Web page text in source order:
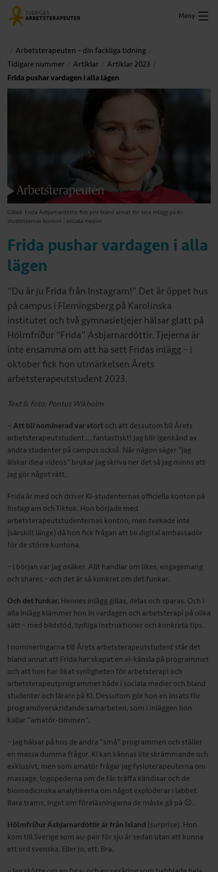
Meny
Arbetsterapeuten – din fackliga tidning
Tidigare nummer
Artiklar
Artiklar 2023
Frida pushar vardagen i alla lägen
Gillad. Frida Ásbjarnardóttir fick pris bland annat för sina inlägg på KI-
studenternas konton i sociala medier.
Frida pushar vardagen i alla
lägen
”Du är ju Frida från Instagram!” Det är öppet hus
på campus i Flemingsberg på Karolinska
institutet och två gymnasietjejer hälsar glatt på
Hólmfríður ”Frida” Ásbjarnardóttir. Tjejerna är
inte ensamma om att ha sett Fridas inlägg – i
oktober fick hon utmärkelsen Årets
arbetsterapeutstudent 2023.
Text & foto: Pontus Wikholm
– Att bli nominerad var stort och att dessutom bli Årets
arbetsterapeutstudent ... fantastiskt! Jag blir igenkänd av
andra studenter på campus också. När någon säger ”jag
älskar dina videos” brukar jag skriva ner det så jag minns att
jag gör något rätt.
Frida är med och driver KI-studenternas officiella konton på
Instagram och Tiktok. Hon började med
arbetsterapeutstudenternas konton, men tvekade inte
(särskilt länge) då hon fick frågan att bli digital ambassadör
för de större kontona.
– I början var jag osäker. Allt handlar om likes, engagemang
och shares – och det är så konkret om det funkar.
Och det funkar. Hennes inlägg gillas, delas och sparas. Och i
alla inlägg klämmer hon in vardagen och arbetsterapi på olika
sätt – med bildstöd, tydliga instruktioner och konkreta tips.
I nomineringarna till Årets arbetsterapeutstudent står det
bland annat att Frida har skapat en vi-känsla på programmet
och att hon har ökat synligheten för arbetsterapi och
arbetsterapeutprogrammet både i sociala medier och bland
studenter och lärare på KI. Dessutom gör hon en insats för
programöverskridande samarbeten, som i inläggen hon
kallar ”amatör-timmen”.
– Jag hälsar på hos de andra ”små” programmen och ställer
en massa dumma frågor. KI kan kännas lite skrämmande och
exklusivt, men som amatör frågar jag fysioterapeuterna om
massage, logopederna om de får träffa kändisar och de
biomedicinska analytikerna om något exploderar i labbet.
Bara trams, inget om föreläsningarna de måste gå på 😉.
Hólmfríður Ásbjarnardóttir är från Island (surprise). Hon
kom till Sverige som au-pair för sju år sedan utan att kunna
ett ord svenska. Eller jo, ett: Bra.